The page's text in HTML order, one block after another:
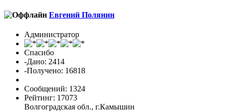
Евгений Полянин
Администратор
Спасибо
-Дано: 2414
-Получено: 16818
Сообщений: 1324
Рейтинг: 17073
Волгоградская обл., г.Камышин